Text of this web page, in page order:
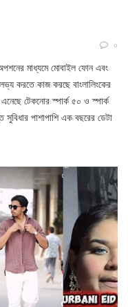
০
মাধ্যমে মোবাইল ফোন এবং
করতে কাজ করছে বাংলালিংকের
এনেছে টেকনোর স্পার্ক ৫০ ও স্পার্ক
পাশাপাশি এক বছরের ডেটা